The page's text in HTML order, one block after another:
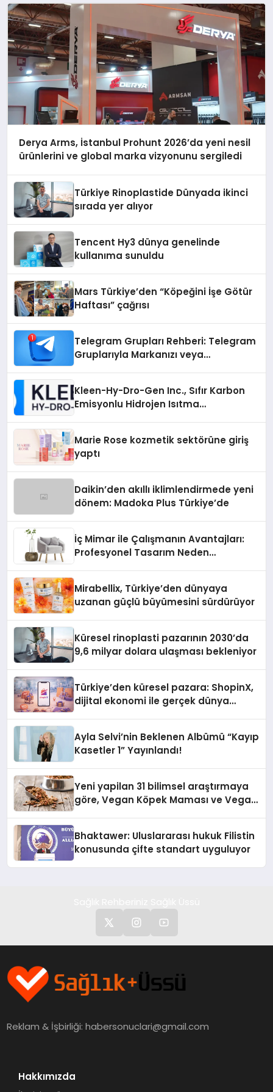
Derya Arms, İstanbul Prohunt 2026’da yeni nesil
ürünlerini ve global marka vizyonunu sergiledi
Türkiye Rinoplastide Dünyada ikinci
sırada yer alıyor
Tencent Hy3 dünya genelinde
kullanıma sunuldu
Mars Türkiye’den “Köpeğini İşe Götür
Haftası” çağrısı
Telegram Grupları Rehberi: Telegram
Gruplarıyla Markanızı veya
Kleen-Hy-Dro-Gen Inc., Sıfır Karbon
Emisyonlu Hidrojen Isıtma
Marie Rose kozmetik sektörüne giriş
yaptı
Daikin’den akıllı iklimlendirmede yeni
dönem: Madoka Plus Türkiye’de
İç Mimar ile Çalışmanın Avantajları:
Profesyonel Tasarım Neden
Mirabellix, Türkiye’den dünyaya
uzanan güçlü büyümesini sürdürüyor
Küresel rinoplasti pazarının 2030’da
9,6 milyar dolara ulaşması bekleniyor
Türkiye’den küresel pazara: ShopinX,
dijital ekonomi ile gerçek dünya
Ayla Selvi’nin Beklenen Albümü “Kayıp
Kasetler 1” Yayınlandı!
Yeni yapilan 31 bilimsel araştırmaya
göre, Vegan Köpek Maması ve Vegan
Bhaktawer: Uluslararası hukuk Filistin
konusunda çifte standart uyguluyor
Reklam & İşbirliği:habersonuclari@gmail.com
Hakkımızda